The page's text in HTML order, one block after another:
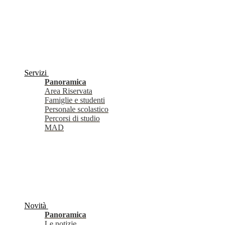
Servizi
Panoramica
Area Riservata
Famiglie e studenti
Personale scolastico
Percorsi di studio
MAD
Novità
Panoramica